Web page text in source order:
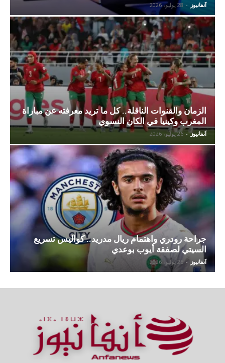
آنفانيوز - 28 يوليو، 2026
الزمان والقنوات الناقلة.. كل ما تريد معرفته عن مباراة
المغرب وكينيا في الكان النسوي
آنفانيوز - 26 يوليو، 2026
جراحة رودري واهتمام ريال مدريد.. كواليس تسريع
السيتي لصفقة أيوب بوعدي
آنفانيوز - 25 يوليو، 2026